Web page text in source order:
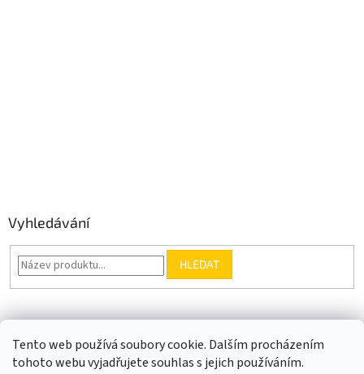
Tento web používá soubory cookie. Dalším procházením
tohoto webu vyjadřujete souhlas s jejich používáním.
Vyhledávání
HLEDAT